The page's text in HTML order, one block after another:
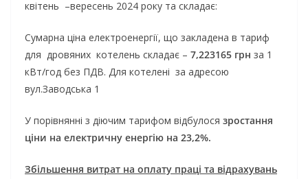
квітень –вересень 2024 року та складає:
Сумарна ціна електроенергії, що закладена в тариф
для дровяних котелень складає – 7,223165 грн за 1
кВт/год без ПДВ. Для котелені за адресою
вул.Заводська 1
У порівнянні з діючим тарифом відбулося зростання
ціни на електричну енергію на 23,2%.
Збільшення витрат на оплату праці та відрахувань